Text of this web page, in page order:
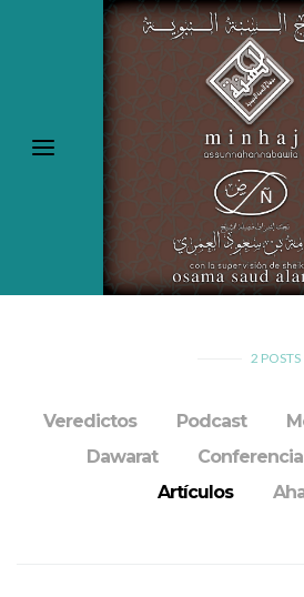
2 POSTS
Veredictos Podcast
Dawarat
Artículos